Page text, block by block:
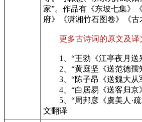
家”。作品有《东坡七集》
府》《潇湘竹石图卷》《古
更多古诗词的原文及译
1、“王勃《江亭夜月送
2、“黄庭坚《送范德孺
3、“陈子昂《送魏大从
4、“白居易《送客归京
5、“周邦彦《虞美人·疏
文翻译